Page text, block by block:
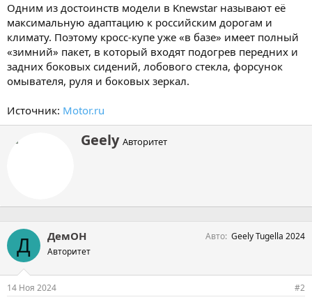
Одним из достоинств модели в Knewstar называют её
максимальную адаптацию к российским дорогам и
климату. Поэтому кросс-купе уже «в базе» имеет полный
«зимний» пакет, в который входят подогрев передних и
задних боковых сидений, лобового стекла, форсунок
омывателя, руля и боковых зеркал.
Источник: Motor.ru
А
в
Geely Авторитет
Д ДемОН
Авторитет
Авто Geely Tugella 2024
14 Ноя 2024 #2